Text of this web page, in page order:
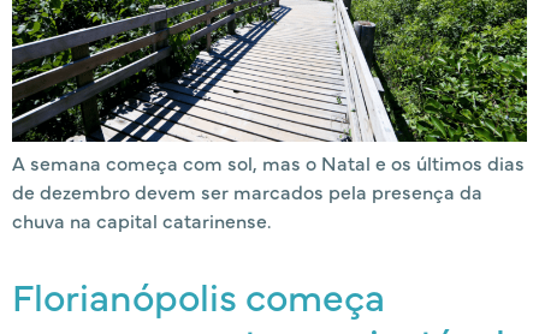
A semana começa com sol, mas o Natal e os últimos dias
de dezembro devem ser marcados pela presença da
chuva na capital catarinense.
Florianópolis começa